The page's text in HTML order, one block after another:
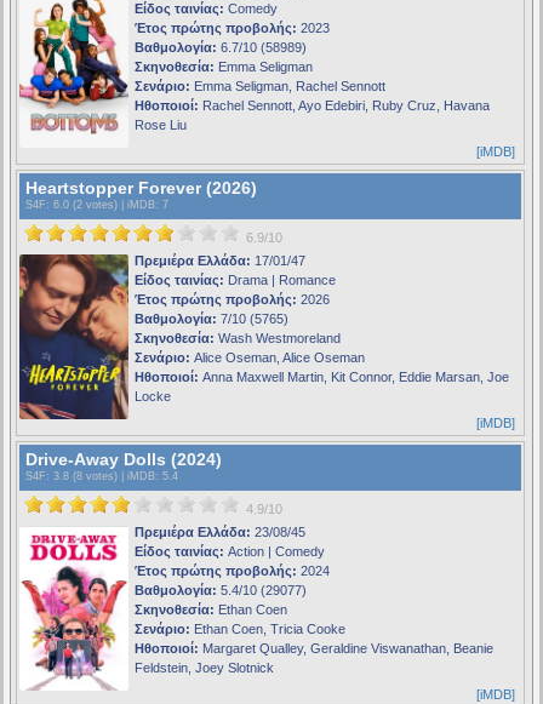
Είδος ταινίας: Comedy
Έτος πρώτης προβολής: 2023
Βαθμολογία: 6.7/10 (58989)
Σκηνοθεσία: Emma Seligman
Σενάριο: Emma Seligman, Rachel Sennott
Ηθοποιοί: Rachel Sennott, Ayo Edebiri, Ruby Cruz, Havana
Rose Liu
[iMDB]
Heartstopper Forever (2026)
S4F : 6.0 (2 votes) | iMDB: 7
6.9/10
Πρεμιέρα Ελλάδα: 17/01/47
Είδος ταινίας: Drama | Romance
Έτος πρώτης προβολής: 2026
Βαθμολογία: 7/10 (5765)
Σκηνοθεσία: Wash Westmoreland
Σενάριο: Alice Oseman, Alice Oseman
Ηθοποιοί: Anna Maxwell Martin, Kit Connor, Eddie Marsan, Joe
Locke
[iMDB]
Drive-Away Dolls (2024)
S4F : 3.8 (8 votes) | iMDB: 5.4
4.9/10
Πρεμιέρα Ελλάδα: 23/08/45
Είδος ταινίας: Action | Comedy
Έτος πρώτης προβολής: 2024
Βαθμολογία: 5.4/10 (29077)
Σκηνοθεσία: Ethan Coen
Σενάριο: Ethan Coen, Tricia Cooke
Ηθοποιοί: Margaret Qualley, Geraldine Viswanathan, Beanie
Feldstein, Joey Slotnick
[iMDB]